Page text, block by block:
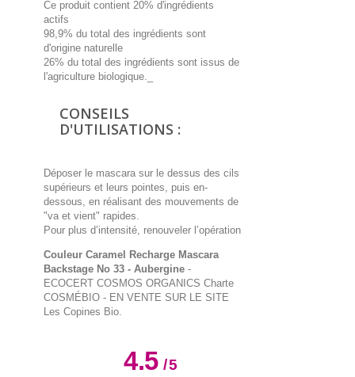
Ce produit contient 20% d'ingrédients
actifs
98,9% du total des ingrédients sont
d'origine naturelle
26% du total des ingrédients sont issus de
l'agriculture biologique._
CONSEILS
D'UTILISATIONS :
Déposer le mascara sur le dessus des cils
supérieurs et leurs pointes, puis en-
dessous, en réalisant des mouvements de
"va et vient" rapides.
Pour plus d’intensité, renouveler l’opération
Couleur Caramel Recharge Mascara
Backstage No 33 - Aubergine -
ECOCERT COSMOS ORGANICS Charte
COSMÉBIO - EN VENTE SUR LE SITE
Les Copines Bio.
4.5/5